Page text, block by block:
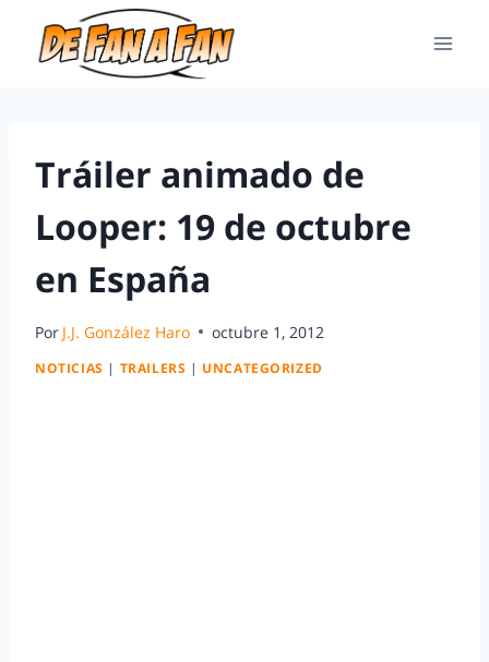
Tráiler animado de
Looper: 19 de octubre
en España
Por J.J. González Haro octubre 1, 2012
NOTICIAS | TRAILERS | UNCATEGORIZED